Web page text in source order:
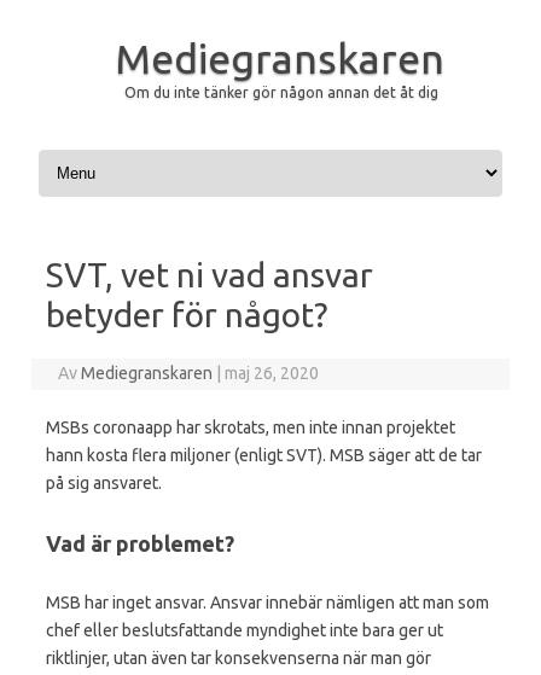
Mediegranskaren
Om du inte tänker gör någon annan det åt dig
Hoppa till innehåll
SVT, vet ni vad ansvar
betyder för något?
AvMediegranskaren maj 26, 2020
MSBs coronaapp har skrotats, men inte innan projektet
hann kosta flera miljoner (enligt SVT). MSB säger att de tar
på sig ansvaret.
Vad är problemet?
MSB har inget ansvar. Ansvar innebär nämligen att man som
chef eller beslutsfattande myndighet inte bara ger ut
riktlinjer, utan även tar konsekvenserna när man gör